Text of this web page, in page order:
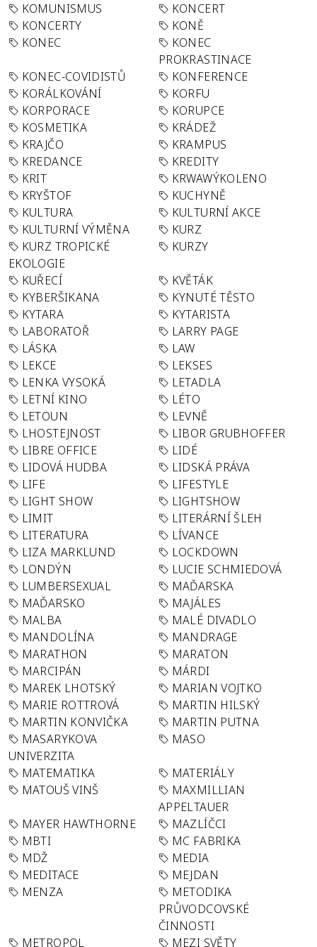
KOMUNISMUS
KONCERT
KONCERTY
KONĚ
KONEC
KONEC
PROKRASTINACE
KONEC-COVIDISTŮ
KONFERENCE
KORÁLKOVÁNÍ
KORFU
KORPORACE
KORUPCE
KOSMETIKA
KRÁDEŽ
KRAJČO
KRAMPUS
KREDANCE
KREDITY
KRIT
KRWAWÝKOLENO
KRYŠTOF
KUCHYNĚ
KULTURA
KULTURNÍ AKCE
KULTURNÍ VÝMĚNA
KURZ
KURZ TROPICKÉ
EKOLOGIE
KURZY
KUŘECÍ
KVĚTÁK
KYBERŠIKANA
KYNUTÉ TĚSTO
KYTARA
KYTARISTA
LABORATOŘ
LARRY PAGE
LÁSKA
LAW
LEKCE
LEKSES
LENKA VYSOKÁ
LETADLA
LETNÍ KINO
LÉTO
LETOUN
LEVNĚ
LHOSTEJNOST
LIBOR GRUBHOFFER
LIBRE OFFICE
LIDÉ
LIDOVÁ HUDBA
LIDSKÁ PRÁVA
LIFE
LIFESTYLE
LIGHT SHOW
LIGHTSHOW
LIMIT
LITERÁRNÍ ŠLEH
LITERATURA
LÍVANCE
LIZA MARKLUND
LOCKDOWN
LONDÝN
LUCIE SCHMIEDOVÁ
LUMBERSEXUAL
MAĎARSKA
MAĎARSKO
MAJÁLES
MALBA
MALÉ DIVADLO
MANDOLÍNA
MANDRAGE
MARATHON
MARATON
MARCIPÁN
MÁRDI
MAREK LHOTSKÝ
MARIAN VOJTKO
MARIE ROTTROVÁ
MARTIN HILSKÝ
MARTIN KONVIČKA
MARTIN PUTNA
MASARYKOVA
UNIVERZITA
MASO
MATEMATIKA
MATERIÁLY
MATOUŠ VINŠ
MAXMILLIAN
APPELTAUER
MAYER HAWTHORNE
MAZLÍČCI
MBTI
MC FABRIKA
MDŽ
MEDIA
MEDITACE
MEJDAN
MENZA
METODIKA
PRŮVODCOVSKÉ
ČINNOSTI
METROPOL
MEZI SVĚTY